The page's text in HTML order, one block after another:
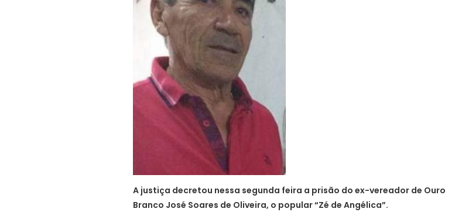
A justiça decretou nessa segunda feira a prisão do ex-vereador de Ouro
Branco José Soares de Oliveira, o popular “Zé de Angélica”.